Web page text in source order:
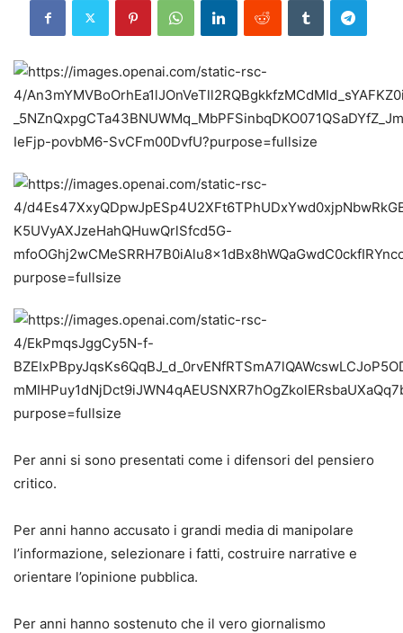
Per anni si sono presentati come i difensori del pensiero
critico.
Per anni hanno accusato i grandi media di manipolare
l’informazione, selezionare i fatti, costruire narrative e
orientare l’opinione pubblica.
Per anni hanno sostenuto che il vero giornalismo